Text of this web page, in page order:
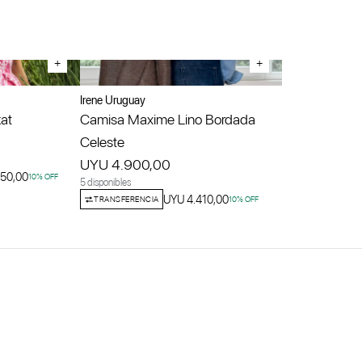
+
10% OFF
+
Irene Uruguay
Camisa Maxime Lino Bordada
Celeste
UYU 4.900,00
5 disponibles
TRANSFERENCIA UYU 4.410,0010% OFF